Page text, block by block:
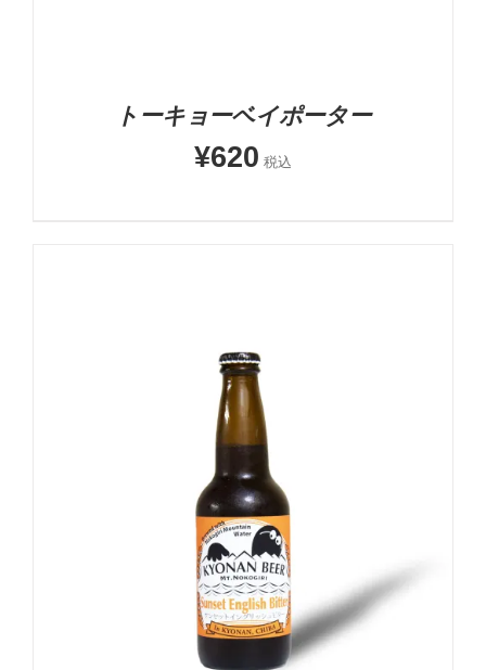
トーキョーベイポーター
¥620 税込
お買い物カゴに追加
詳細